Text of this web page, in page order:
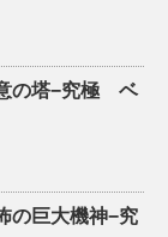
の塔−究極 ベ
の巨大機神−究